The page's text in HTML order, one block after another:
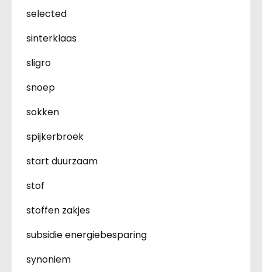
selected
sinterklaas
sligro
snoep
sokken
spijkerbroek
start duurzaam
stof
stoffen zakjes
subsidie energiebesparing
synoniem